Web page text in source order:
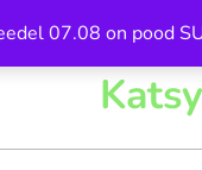
07.08 on pood
ajad on kirjas
Katsy